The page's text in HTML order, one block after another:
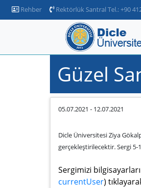
Rehber Rektörlük Santral Tel.: +90
Güzel
05.07.2021 - 12.07.2021
Dicle Üniversitesi Ziya
gerçekleştirilecektir. Sergi 5-
Sergimizi
currentUser)